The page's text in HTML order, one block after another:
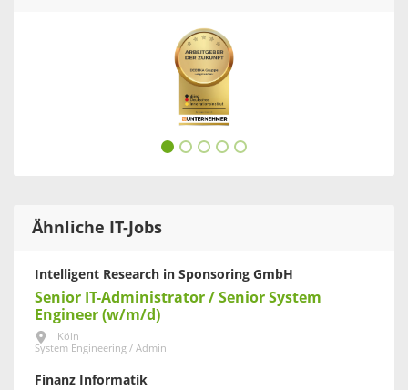
Ähnliche IT-Jobs
Intelligent Research in Sponsoring GmbH
Senior IT-Administrator / Senior System
Engineer (w/m/d)
Köln
System Engineering / Admin
Finanz Informatik